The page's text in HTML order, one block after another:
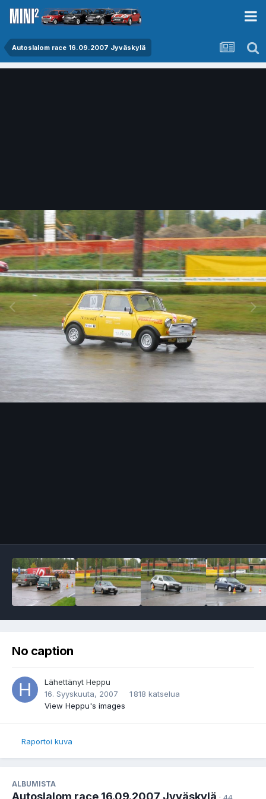
Autoslalom race 16.09.2007 Jyväskylä
No caption
Lähettänyt Heppu
16. Syyskuuta, 2007
1 818 katselua
View Heppu's images
Raportoi kuva
ALBUMISTA
Autoslalom race 16.09.2007 Jyväskylä